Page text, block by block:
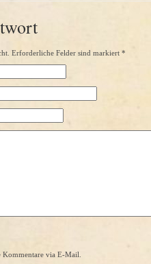
Erforderliche Felder sind markiert *
via E-Mail.